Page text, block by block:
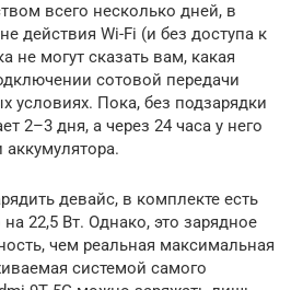
всего несколько дней, в
действия Wi-Fi (и без доступа к
не могут сказать вам, какая
сотовой передачи
условиях. Пока, без подзарядки
2–3 дня, а через 24 часа у него
аккумулятора.
девайс, в комплекте есть
22,5 Вт. Однако, это зарядное
чем реальная максимальная
системой самого